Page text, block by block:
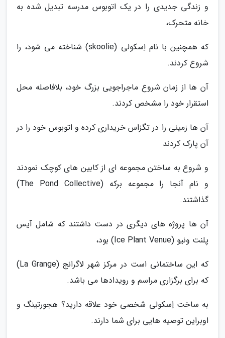
و زندگی جدیدی را در یک اتوبوس مدرسه تبدیل شده به
خانه متحرک،
که همچنین با نام اِسکولی (skoolie) شناخته می شود، را
شروع کردند.
آن ها از زمان شروع ماجراجویی بزرگ خود، بلافاصله محل
استقرار خود را مشخص کردند.
آن ها زمینی را در تگزاس خریداری کرده و اتوبوس خود را در
آن پارک کردند
و شروع به ساختن مجموعه ای از کابین های کوچک نمودند
و نام آنجا را مجموعه برکه (The Pond Collective)
گذاشتند.
آن ها پروژه های دیگری در دست داشتند که شامل آیس
پلنت ونیو (Ice Plant Venue) بود،
که این ساختمانی است در مرکز شهر لاگرانج (La Grange)
که برای برگزاری مراسم و رویدادها می باشد.
به ساخت اِسکولی شخصی خود علاقه دارید؟ هجورتینگ و
اوبراین توصیه هایی برای شما دارند.